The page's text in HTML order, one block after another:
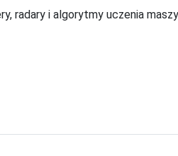
radary i algorytmy uczenia